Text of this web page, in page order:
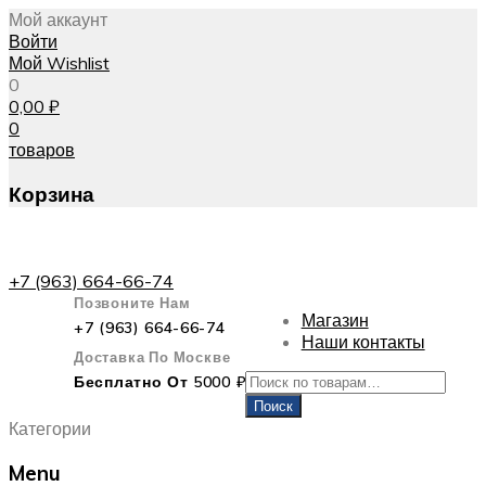
Мой аккаунт
Войти
Мой Wishlist
0
0,00 ₽
0
товаров
Корзина
+7 (963) 664-66-74
Позвоните Нам
+7 (963) 664-66-74
Доставка По Москве
Бесплатно От 5000 ₽
Магазин
Наши контакты
Искать:
Поиск
Категории
Menu